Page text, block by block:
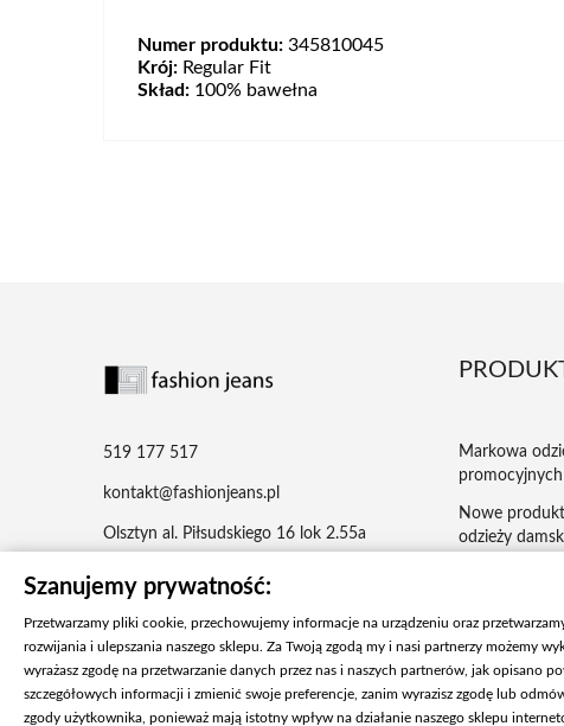
Numer produktu: 345810045
Krój: Regular Fit
Skład: 100% bawełna
519 177 517
kontakt@fashionjeans.pl
Olsztyn al. Piłsudskiego 16 lok 2.55a
Markowa
Nowe
odzieży
Szanujemy prywatność:
Przetwarzamy pliki cookie, przechowujemy informacje na urządzeniu oraz
rozwijania i ulepszania naszego sklepu. Za Twoją zgodą my i nasi partnerzy możemy
wyrażasz zgodę na przetwarzanie danych przez nas i naszych partnerów, jak opisano
szczegółowych informacji i zmienić swoje preferencje, zanim wyrazisz zgodę lub
zgody użytkownika, ponieważ mają istotny wpływ na działanie naszego sklepu